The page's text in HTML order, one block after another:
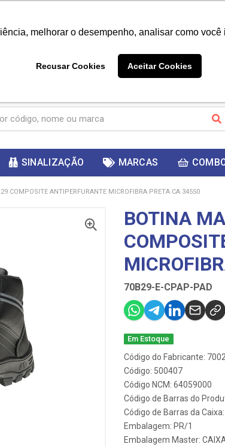
melhorar o desempenho, analisar como
Recusar Cookies Aceitar Cookies
ganhar
SINALIZAÇÃO MARCAS
COMPOSITE ANTIPERFURANTE MICROFIBRA PRETA CA 34550
BOTINA
70B29-E-CPAP-PAD
Em Estoque
Código do Fabricante:
Código: 500407
Código NCM: 64059000
Código de Barras do
Código de Barras da
Embalagem: PR/1
Embalagem Master: